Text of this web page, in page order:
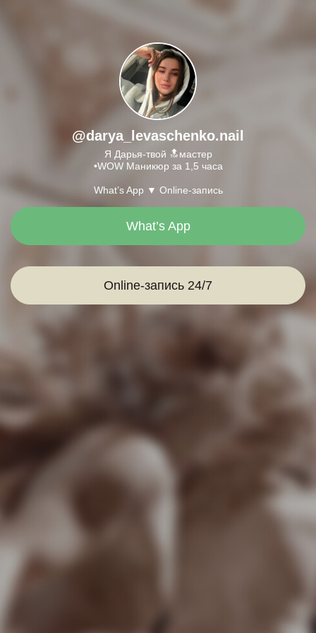
@darya_levaschenko.nail
Я Дарья-твой 🔝мастер
•WOW Маникюр за 1,5 часа
What’s App ▼ Online-запись
What’s App
Online-запись 24/7